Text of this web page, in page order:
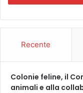
Recente
Colonie feline, il
animali e alla